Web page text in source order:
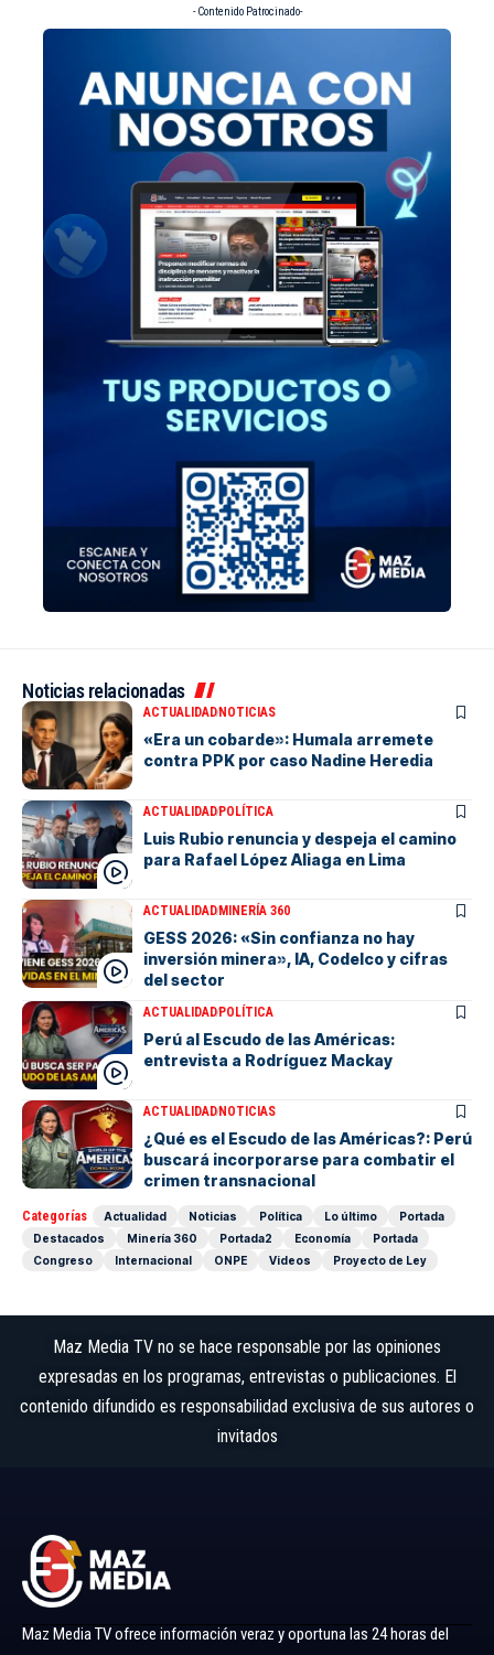
- Contenido Patrocinado-
Noticias relacionadas
ACTUALIDADNOTICIAS
«Era un cobarde»: Humala arremete
contra PPK por caso Nadine Heredia
ACTUALIDADPOLÍTICA
Luis Rubio renuncia y despeja el camino
para Rafael López Aliaga en Lima
ACTUALIDADMINERÍA 360
GESS 2026: «Sin confianza no hay
inversión minera», IA, Codelco y cifras
del sector
ACTUALIDADPOLÍTICA
Perú al Escudo de las Américas:
entrevista a Rodríguez Mackay
ACTUALIDADNOTICIAS
¿Qué es el Escudo de las Américas?: Perú
buscará incorporarse para combatir el
crimen transnacional
Categorías Actualidad Noticias Política Lo último
Portada
Destacados
Minería 360 Portada2 Economía
Portada
Congreso
Internacional ONPE Videos Proyecto de Ley
Maz Media TV no se hace responsable por las opiniones
expresadas en los programas, entrevistas o publicaciones. El
contenido difundido es responsabilidad exclusiva de sus autores o
invitados
Maz Media TV ofrece información veraz y oportuna las 24 horas del